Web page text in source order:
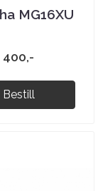
MG16XU
400,-
Bestill